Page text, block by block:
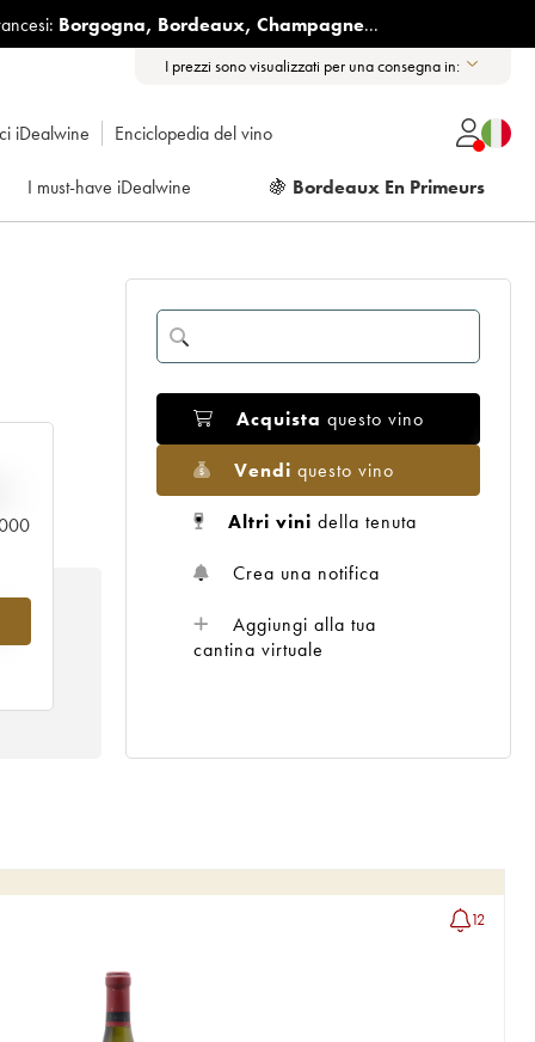
Borgogna, Bordeaux, Champagne...
I prezzi sono visualizzati per una consegna in:
iDealwine Enciclopedia del vino
I must-have iDealwine 🍇 Bordeaux En Primeurs
Acquista questo vino
Vendi questo vino
Altri vini della tenuta
Crea una notifica
Aggiungi alla tua
cantina virtuale
12